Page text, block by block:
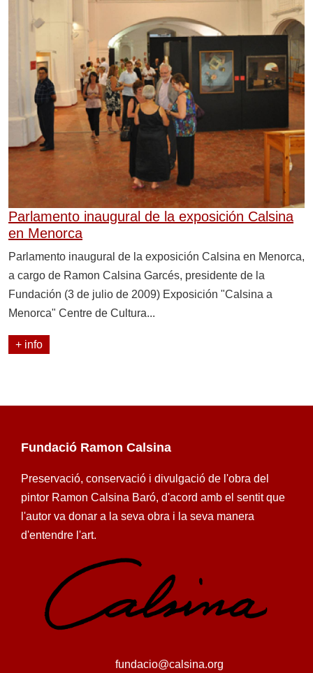
Parlamento inaugural de la exposición Calsina
en Menorca
Parlamento inaugural de la exposición Calsina en Menorca,
a cargo de Ramon Calsina Garcés, presidente de la
Fundación (3 de julio de 2009) Exposición "Calsina a
Menorca" Centre de Cultura...
+ info
Fundació Ramon Calsina
Preservació, conservació i divulgació de l'obra del
pintor Ramon Calsina Baró, d'acord amb el sentit que
l'autor va donar a la seva obra i la seva manera
d'entendre l'art.
fundacio@calsina.org